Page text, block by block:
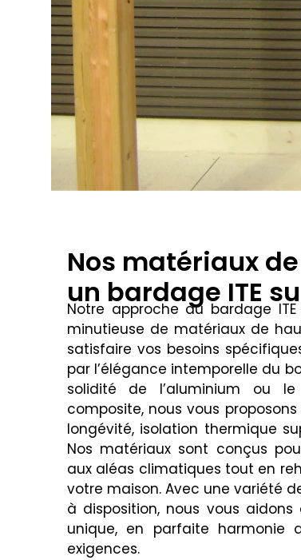
Nos matériaux
un bardage ITE
Notre approche du bardage
minutieuse de matériaux de
satisfaire vos besoins
par l’élégance intemporelle du
solidité de l’aluminium ou
composite, nous vous
longévité, isolation thermique
Nos matériaux sont conçus
aux aléas climatiques tout en
votre maison. Avec une variété
à disposition, nous vous
unique, en parfaite harmonie
exigences.